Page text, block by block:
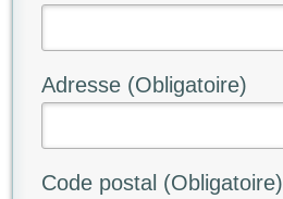
Adresse (Obligatoire)
Code postal (Obligatoire)